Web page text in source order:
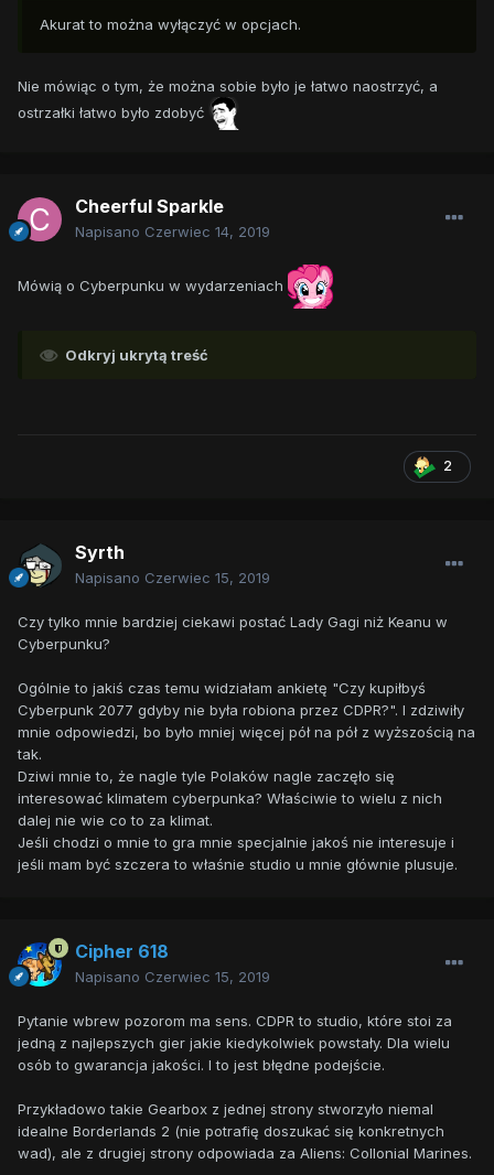
Akurat to można wyłączyć w opcjach.
Nie mówiąc o tym, że można sobie było je łatwo naostrzyć, a
ostrzałki łatwo było zdobyć
Cheerful Sparkle
Napisano Czerwiec 14, 2019
Mówią o Cyberpunku w wydarzeniach
Odkryj ukrytą treść
2
Syrth
Napisano Czerwiec 15, 2019
Czy tylko mnie bardziej ciekawi postać Lady Gagi niż Keanu w
Cyberpunku?
Ogólnie to jakiś czas temu widziałam ankietę "Czy kupiłbyś
Cyberpunk 2077 gdyby nie była robiona przez CDPR?". I zdziwiły
mnie odpowiedzi, bo było mniej więcej pół na pół z wyższością na
tak.
Dziwi mnie to, że nagle tyle Polaków nagle zaczęło się
interesować klimatem cyberpunka? Właściwie to wielu z nich
dalej nie wie co to za klimat.
Jeśli chodzi o mnie to gra mnie specjalnie jakoś nie interesuje i
jeśli mam być szczera to właśnie studio u mnie głównie plusuje.
Cipher 618
Napisano Czerwiec 15, 2019
Pytanie wbrew pozorom ma sens. CDPR to studio, które stoi za
jedną z najlepszych gier jakie kiedykolwiek powstały. Dla wielu
osób to gwarancja jakości. I to jest błędne podejście.
Przykładowo takie Gearbox z jednej strony stworzyło niemal
idealne Borderlands 2 (nie potrafię doszukać się konkretnych
wad), ale z drugiej strony odpowiada za Aliens: Collonial Marines.